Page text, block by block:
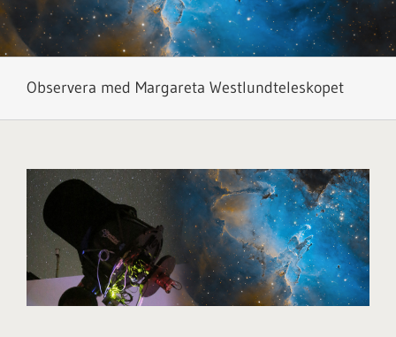
Observera med Margareta Westlundteleskopet